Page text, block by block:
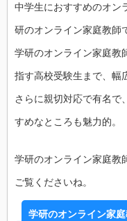
中学生におすすめのオン
研のオンライン家庭教師
学研のオンライン家庭教
指す高校受験生まで、幅
さらに親切対応で有名で
すめなところも魅力的。
学研のオンライン家庭教
ご覧くださいね。
学研のオンライン家